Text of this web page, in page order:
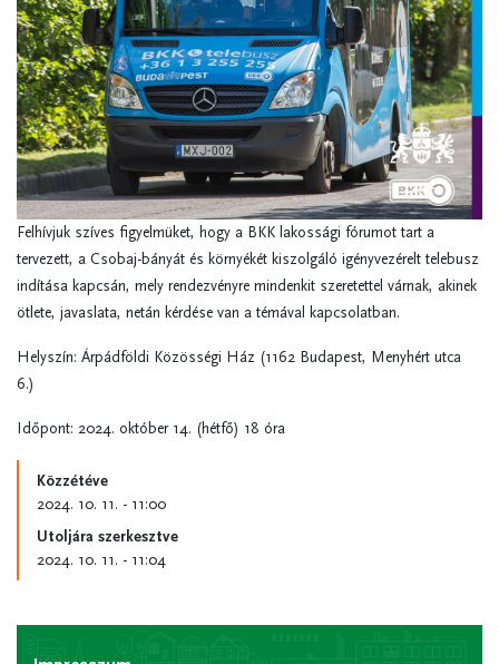
Felhívjuk szíves figyelmüket, hogy a BKK lakossági fórumot tart a
tervezett, a Csobaj-bányát és környékét kiszolgáló igényvezérelt telebusz
indítása kapcsán, mely rendezvényre mindenkit szeretettel várnak, akinek
ötlete, javaslata, netán kérdése van a témával kapcsolatban.
Helyszín: Árpádföldi Közösségi Ház (1162 Budapest, Menyhért utca
6.)
Időpont: 2024. október 14. (hétfő) 18 óra
Közzétéve
2024. 10. 11. - 11:00
Utoljára szerkesztve
2024. 10. 11. - 11:04